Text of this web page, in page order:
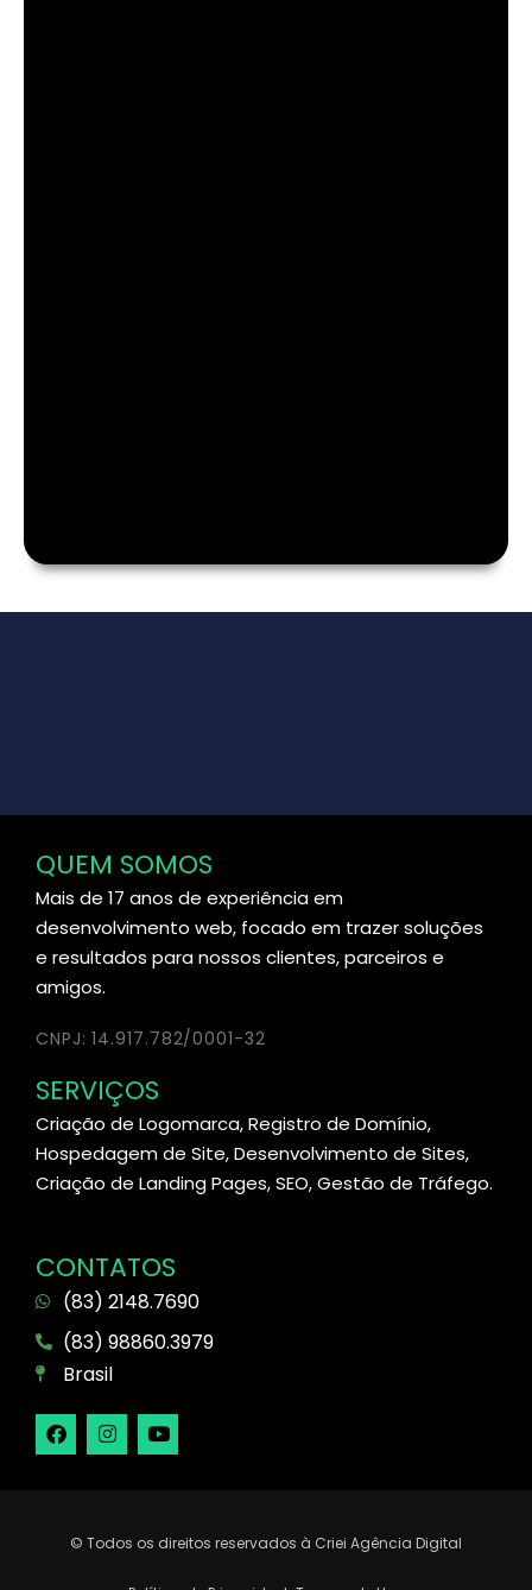
QUEM SOMOS
Mais de 17 anos de experiência em
desenvolvimento web, focado em trazer soluções
e resultados para nossos clientes, parceiros e
amigos.
CNPJ: 14.917.782/0001-32
SERVIÇOS
Criação de Logomarca, Registro de Domínio,
Hospedagem de Site, Desenvolvimento de Sites,
Criação de Landing Pages, SEO, Gestão de Tráfego.
CONTATOS
(83) 2148.7690
(83) 98860.3979
Brasil
© Todos os direitos reservados à Criei Agência Digital